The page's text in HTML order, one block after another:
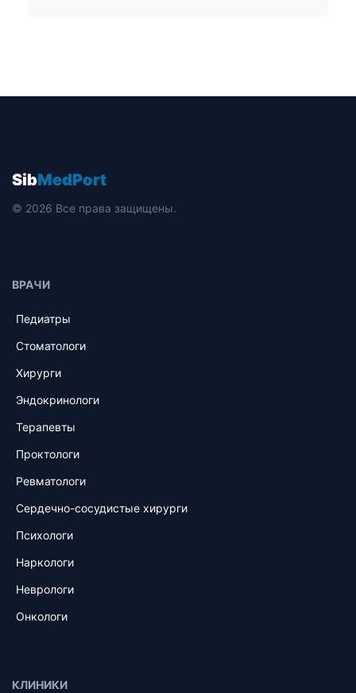
SibMedPort
© 2026 Все права защищены.
ВРАЧИ
Педиатры
Стоматологи
Хирурги
Эндокринологи
Терапевты
Проктологи
Ревматологи
Сердечно-сосудистые хирурги
Психологи
Наркологи
Неврологи
Онкологи
КЛИНИКИ